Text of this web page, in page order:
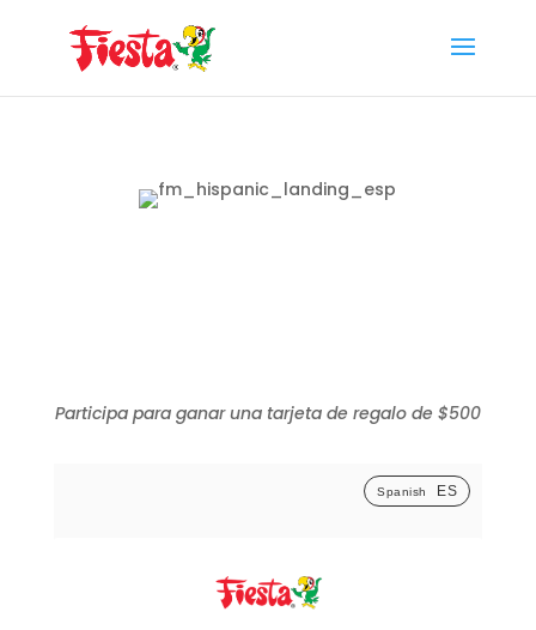
Participa para ganar una tarjeta de regalo de $500